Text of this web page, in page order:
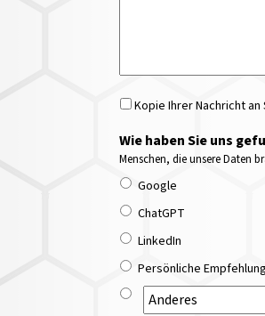
Kopie Ihrer Nachricht an
Wie haben Sie uns
Menschen, die unsere Daten
Google
ChatGPT
LinkedIn
Persönliche Empfehlung